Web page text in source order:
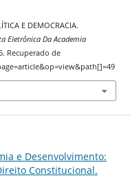
E DEMOCRACIA.
Eletrônica Da Academia
Recuperado de
e Desenvolvimento:
Constitucional.